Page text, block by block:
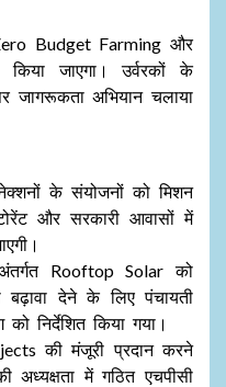
Budget Farming और
किया जाएगा। उर्वरकों के
जागरूकता अभियान चलाया
के संयोजनों को मिशन
और सरकारी आवासों में
Rooftop Solar को
बढ़ावा देने के लिए पंचायती
निर्देशित किया गया।
की मंजूरी प्रदान करने
अध्यक्षता में गठित एचपीसी